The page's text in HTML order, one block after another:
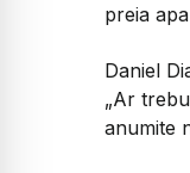
preia
Daniel
„Ar
anumite